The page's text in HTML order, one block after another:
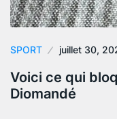
SPORT juillet 30,
Voici ce qui
Diomandé